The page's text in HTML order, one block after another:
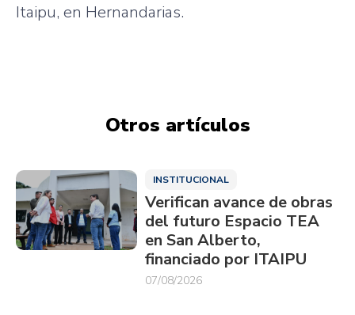
Itaipu, en Hernandarias.
Otros artículos
INSTITUCIONAL
Verifican avance de obras
del futuro Espacio TEA
en San Alberto,
financiado por ITAIPU
07/08/2026